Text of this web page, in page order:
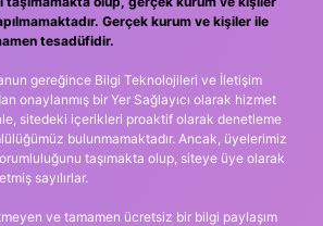
Gerçek kurum ve kişiler ile
tesadüfidir.
gereğince Bilgi Teknolojileri ve İletişim
onaylanmış bir Yer Sağlayıcı olarak hizmet
sitedeki içerikleri proaktif olarak denetleme
bulunmamaktadır. Ancak, üyelerimiz
taşımakta olup, siteye üye olarak
sayılırlar.
ve tamamen ücretsiz bir bilgi paylaşım